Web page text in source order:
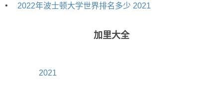
•
2022年波士顿大学世界排名多少 2021
加里大全
2021